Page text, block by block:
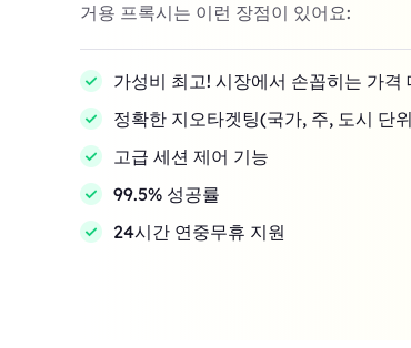
거용 프록시는 이런 장점이 있어요:
가성비 최고! 시장에서 손꼽히는 가격
정확한 지오타겟팅(국가, 주, 도시 단
고급 세션 제어 기능
99.5% 성공률
24시간 연중무휴 지원